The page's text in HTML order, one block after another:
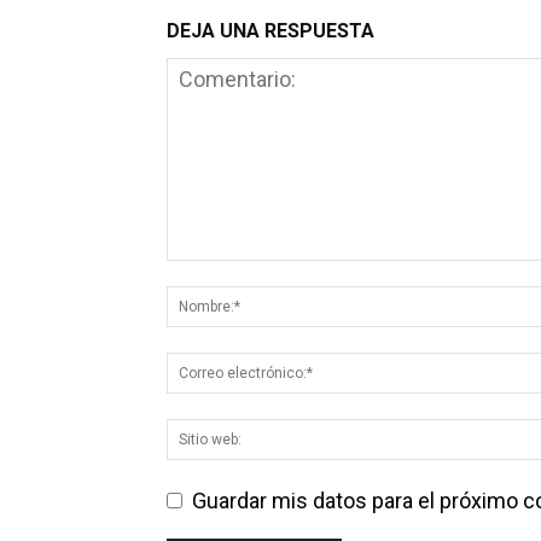
DEJA UNA RESPUESTA
Guardar mis datos para el próximo